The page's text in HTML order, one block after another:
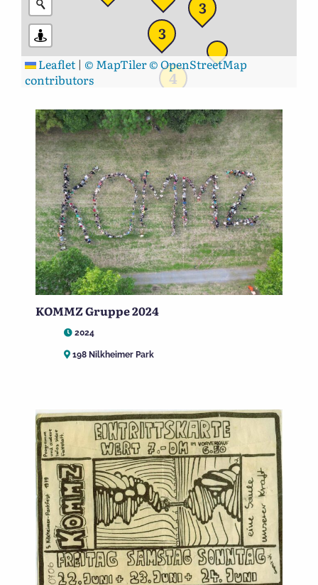
3
4
3
Leaflet | © MapTiler© OpenStreetMap
contributors
KOMMZ Gruppe 2024
2024
198 Nilkheimer Park